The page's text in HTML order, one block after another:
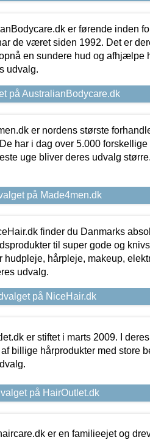
er førende inden
de været siden 1992. Det er
en sundere hud og afhjælpe
udvalg.
på AustralianBodycare.dk
er nordens største
har i dag over 5.000
uge bliver deres udvalg
på Made4men.dk
finder du Danmarks
til super gode og
hudpleje, hårpleje, makeup,
udvalg.
på NiceHair.dk
er stiftet i marts 2009. I
billige hårprodukter med store
på HairOutlet.dk
er en familieejet og